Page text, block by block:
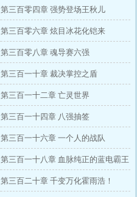
第三百零四章 强势登场王秋儿
第三百零六章 炫目冰花化铠来
第三百零八章 魂导赛六强
第三百一十章 裁决掌控之盾
第三百一十二章 亡灵世界
第三百一十四章 八强抽签
第三百一十六章 一个人的战队
第三百一十八章 血脉纯正的蓝电霸王
龙
第三百二十章 千变万化霍雨浩！